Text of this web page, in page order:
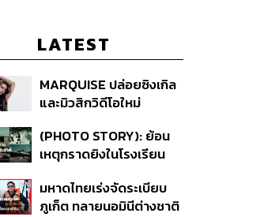
LATEST
MARQUISE ปล่อยซิงเกิล
และมิวสิกวิดีโอใหม่
สัมพันธ์สุด Toxic
(PHOTO STORY): ย้อน
เหตุกราดยิงในโรงเรียน
นักเรียน
มหาดไทยเร่งจัดระเบียบ
ภูเก็ต ทลายนอมินีต่างชาติ